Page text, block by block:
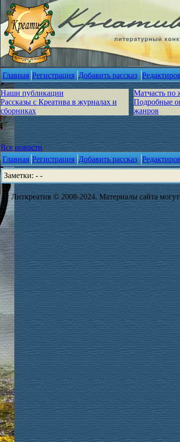
Главная Регистрация Добавить рассказ
Наши публикации
Рассказы с Креатива в журналах и
сборниках
Матчасть по
Подробные
жанров
Все новости
Главная Регистрация Добавить рассказ
Заметки: - -
Литкреатив © 2008-2024. Материалы сайта